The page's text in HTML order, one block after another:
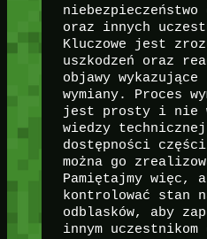
oraz innych
Kluczowe jest
uszkodzeń oraz
objawy wykazujące
wymiany. Proces
jest prosty i nie
wiedzy
dostępności części
można go
Pamiętajmy więc,
kontrolować stan
odblasków, aby
innym uczestnikom